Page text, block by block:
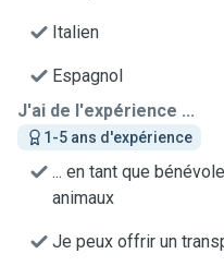
Italien
Espagnol
J'ai de l'expérience ...
1-5 ans d'expérience
... en tant que
animaux
Je peux offrir un